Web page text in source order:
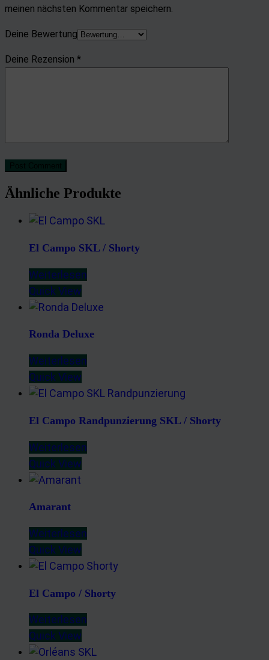
meinen nächsten Kommentar speichern.
Deine Bewertung
Deine Rezension *
Ähnliche Produkte
El Campo SKL / Shorty
Weiterlesen
Quick View
Ronda Deluxe
Weiterlesen
Quick View
El Campo Randpunzierung SKL / Shorty
Weiterlesen
Quick View
Amarant
Weiterlesen
Quick View
El Campo / Shorty
Weiterlesen
Quick View